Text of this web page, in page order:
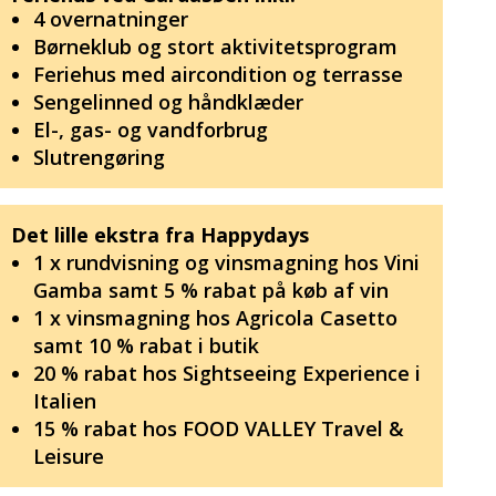
4 overnatninger
Børneklub og stort aktivitetsprogram
Feriehus med aircondition og terrasse
Sengelinned og håndklæder
El-, gas- og vandforbrug
Slutrengøring
Det lille ekstra fra Happydays
1 x rundvisning og vinsmagning hos Vini
Gamba samt 5 % rabat på køb af vin
1 x vinsmagning hos Agricola Casetto
samt 10 % rabat i butik
20 % rabat hos Sightseeing Experience i
Italien
15 % rabat hos FOOD VALLEY Travel &
Leisure